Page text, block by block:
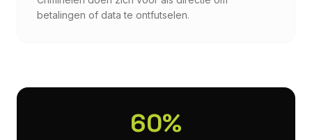
betalingen of data te ontfutselen.
60%